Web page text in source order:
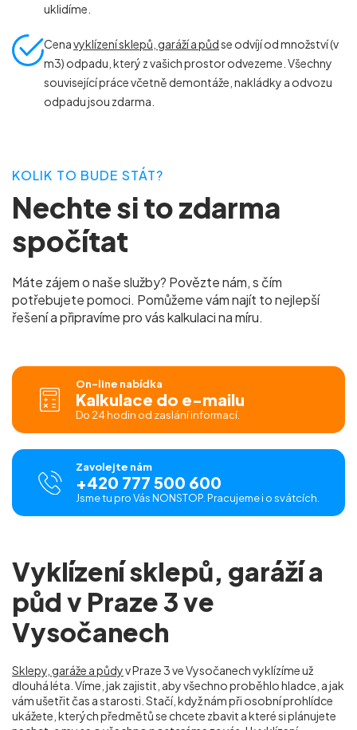
uklidíme.
Cenavyklízení sklepů, garáží a půdse odvíjí od množství (v
m3) odpadu, který z vašich prostor odvezeme. Všechny
související práce včetně demontáže, nakládky a odvozu
odpadu jsou zdarma.
KOLIK TO BUDE STÁT?
Nechte si to zdarma
spočítat
Máte zájem o naše služby? Povězte nám, s čím
potřebujete pomoci. Pomůžeme vám najít to nejlepší
řešení a připravíme pro vás kalkulaci na míru.
On-line nabídka
Kalkulace do e-mailu
Do 24 hodin od zaslání informací.
Zavolejte nám
+420 777 500 600
Jsme tu pro Vás NONSTOP. Pracujeme i o svátcích.
Vyklízení sklepů, garáží a
půd v Praze 3 ve
Vysočanech
Sklepy, garáže a půdyv Praze 3 ve Vysočanechvyklízíme už
dlouhá léta. Víme, jak zajistit, aby všechno proběhlo hladce, a jak
vám ušetřit čas a starosti. Stačí, když nám při osobní prohlídce
ukážete, kterých předmětů se chcete zbavit a které si plánujete